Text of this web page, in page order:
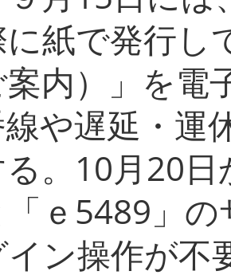
に紙で発行し
内）」を電
や遅延・運
。10月20
ｅ5489」
ン操作が不